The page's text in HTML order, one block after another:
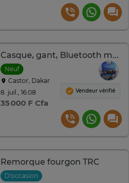
Casque, gant, Bluetooth moto
Neuf
Castor, Dakar
8. juil., 16:08
35 000 F Cfa
Vendeur vérifié
Remorque fourgon TRC
D'occasion